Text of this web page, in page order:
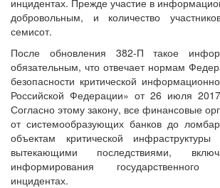
добровольным, и количество
семисот.
После обновления 382-П такое
обязательным, что отвечает нормам
безопасности критической
Российской Федерации» от 26 июля
Согласно этому закону, все финансовые
от системообразующих банков до
объектам критической
вытекающими последствиями,
информирования
инцидентах.